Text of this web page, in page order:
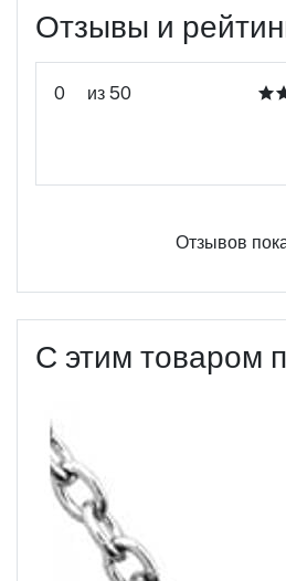
Отзывы и
0 из 50
Отзывов
С этим товаром